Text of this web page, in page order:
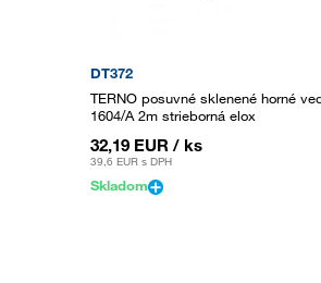
DT372
TERNO posuvné sklenené horné
1604/A 2m strieborná elox
32,19 EUR / ks
39,6 EUR s DPH
Skladom